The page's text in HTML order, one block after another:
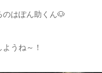
はぽん助くん🐶
うね～！